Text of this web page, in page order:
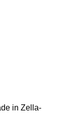
in Zella-